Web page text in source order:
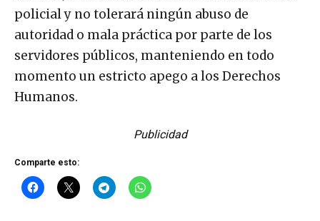
policial y no tolerará ningún abuso de
autoridad o mala práctica por parte de los
servidores públicos, manteniendo en todo
momento un estricto apego a los Derechos
Humanos.
Publicidad
Comparte esto: